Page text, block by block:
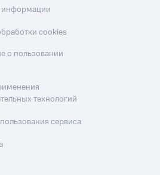
информации
cookies
о пользовании
технологий
сервиса